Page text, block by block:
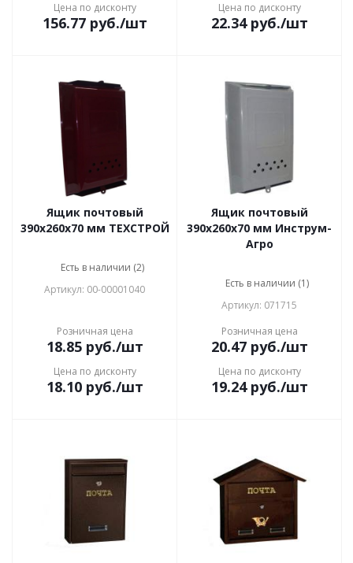
Цена по дисконту
156.77руб./шт
Цена по дисконту
22.34руб./шт
Ящик почтовый
390х260х70 мм ТЕХСТРОЙ
Есть в наличии (2)
Артикул: 00-00001040
Розничная цена
18.85руб./шт
Цена по дисконту
18.10руб./шт
Ящик почтовый
390x260x70 мм Инструм-
Агро
Есть в наличии (1)
Артикул: 071715
Розничная цена
20.47руб./шт
Цена по дисконту
19.24руб./шт